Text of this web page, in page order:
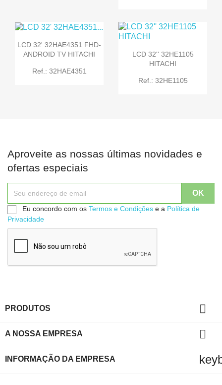
LCD 32' 32HAE4351 FHD-
ANDROID TV HITACHI
Ref.: 32HAE4351
LCD 32'' 32HE1105
HITACHI
Ref.: 32HE1105
Aproveite as nossas últimas novidades e
ofertas especiais
Eu concordo com os Termos e Condições e a Política de
Privacidade
PRODUTOS 
A NOSSA EMPRESA 
INFORMAÇÃO DA EMPRESA